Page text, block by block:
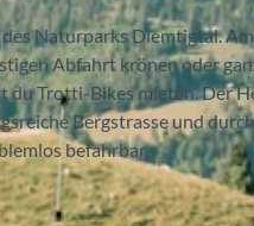
Naturparks Diemtigtal.
Abfahrt krönen oder
Trotti-Bikes mieten. Der
Bergstrasse und
befahrbar.